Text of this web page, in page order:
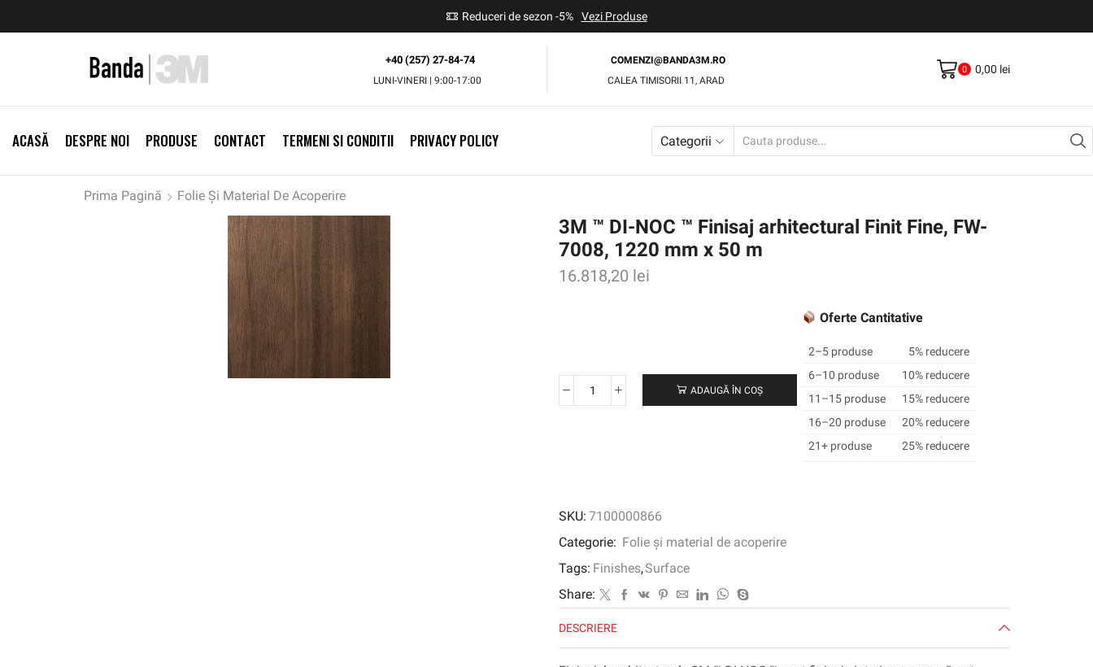
Reduceri de sezon -5% Vezi Produse
+40 (257) 27-84-74
LUNI-VINERI | 9:00-17:00
COMENZI@BANDA3M.RO
CALEA TIMISORII 11, ARAD
0 0,00 lei
ACASĂ DESPRE NOI PRODUSE CONTACT TERMENI SI CONDITII PRIVACY POLICY Categorii
Prima Pagină Folie Și Material De Acoperire
3M ™ DI-NOC ™ Finisaj arhitectural Finit Fine, FW-
7008, 1220 mm x 50 m
16.818,20 lei
Cantitate
arhitectural
Finit
FW-
7008,
1220
mm
x
ADAUGĂ ÎN COȘ
Oferte Cantitative
2–5 produse
5% reducere
6–10 produse
10% reducere
11–15 produse
15% reducere
16–20 produse
20% reducere
21+ produse
25% reducere
SKU: 7100000866
Categorie: Folie și material de acoperire
Tags: Finishes,Surface
Share:
DESCRIERE